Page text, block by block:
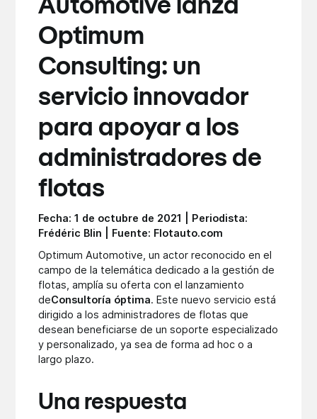
Automotive lanza
Optimum
Consulting: un
servicio innovador
para apoyar a los
administradores de
flotas
Fecha: 1 de octubre de 2021 | Periodista:
Frédéric Blin | Fuente: Flotauto.com
Optimum Automotive, un actor reconocido en el
campo de la telemática dedicado a la gestión de
flotas, amplía su oferta con el lanzamiento
deConsultoría óptima. Este nuevo servicio está
dirigido a los administradores de flotas que
desean beneficiarse de un soporte especializado
y personalizado, ya sea de forma ad hoc o a
largo plazo.
Una respuesta